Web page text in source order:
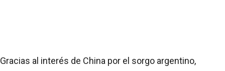
Gracias al interés de China por el sorgo argentino,